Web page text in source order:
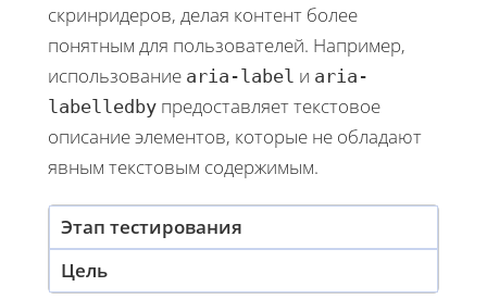
скринридеров, делая контент более
понятным для пользователей. Например,
использование aria-label и aria-
labelledby предоставляет текстовое
описание элементов, которые не обладают
явным текстовым содержимым.
Этап тестирования
Цель